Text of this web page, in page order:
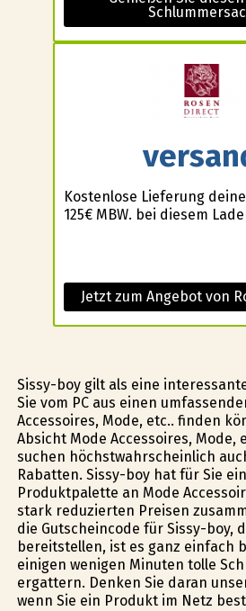
Kostenlose Lieferung
125€ MBW. bei diesem
Jetzt zum Angebot von
Sissy-boy gilt als eine
Sie vom PC aus einen
Accessoires, Mode, etc.. finden
Absicht Mode Accessoires, Mode,
suchen höchstwahrscheinlich
Rabatten. Sissy-boy hat für Sie
Produktpalette an Mode
stark reduzierten Preisen
die Gutscheincode für Sissy-boy,
bereitstellen, ist es ganz einfach
einigen wenigen Minuten tolle
ergattern. Denken Sie daran
wenn Sie ein Produkt im Netz